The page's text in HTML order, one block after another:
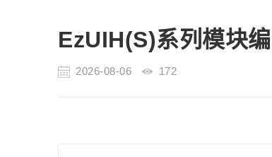
EzUIH(S)系列模块
2026-08-06 172